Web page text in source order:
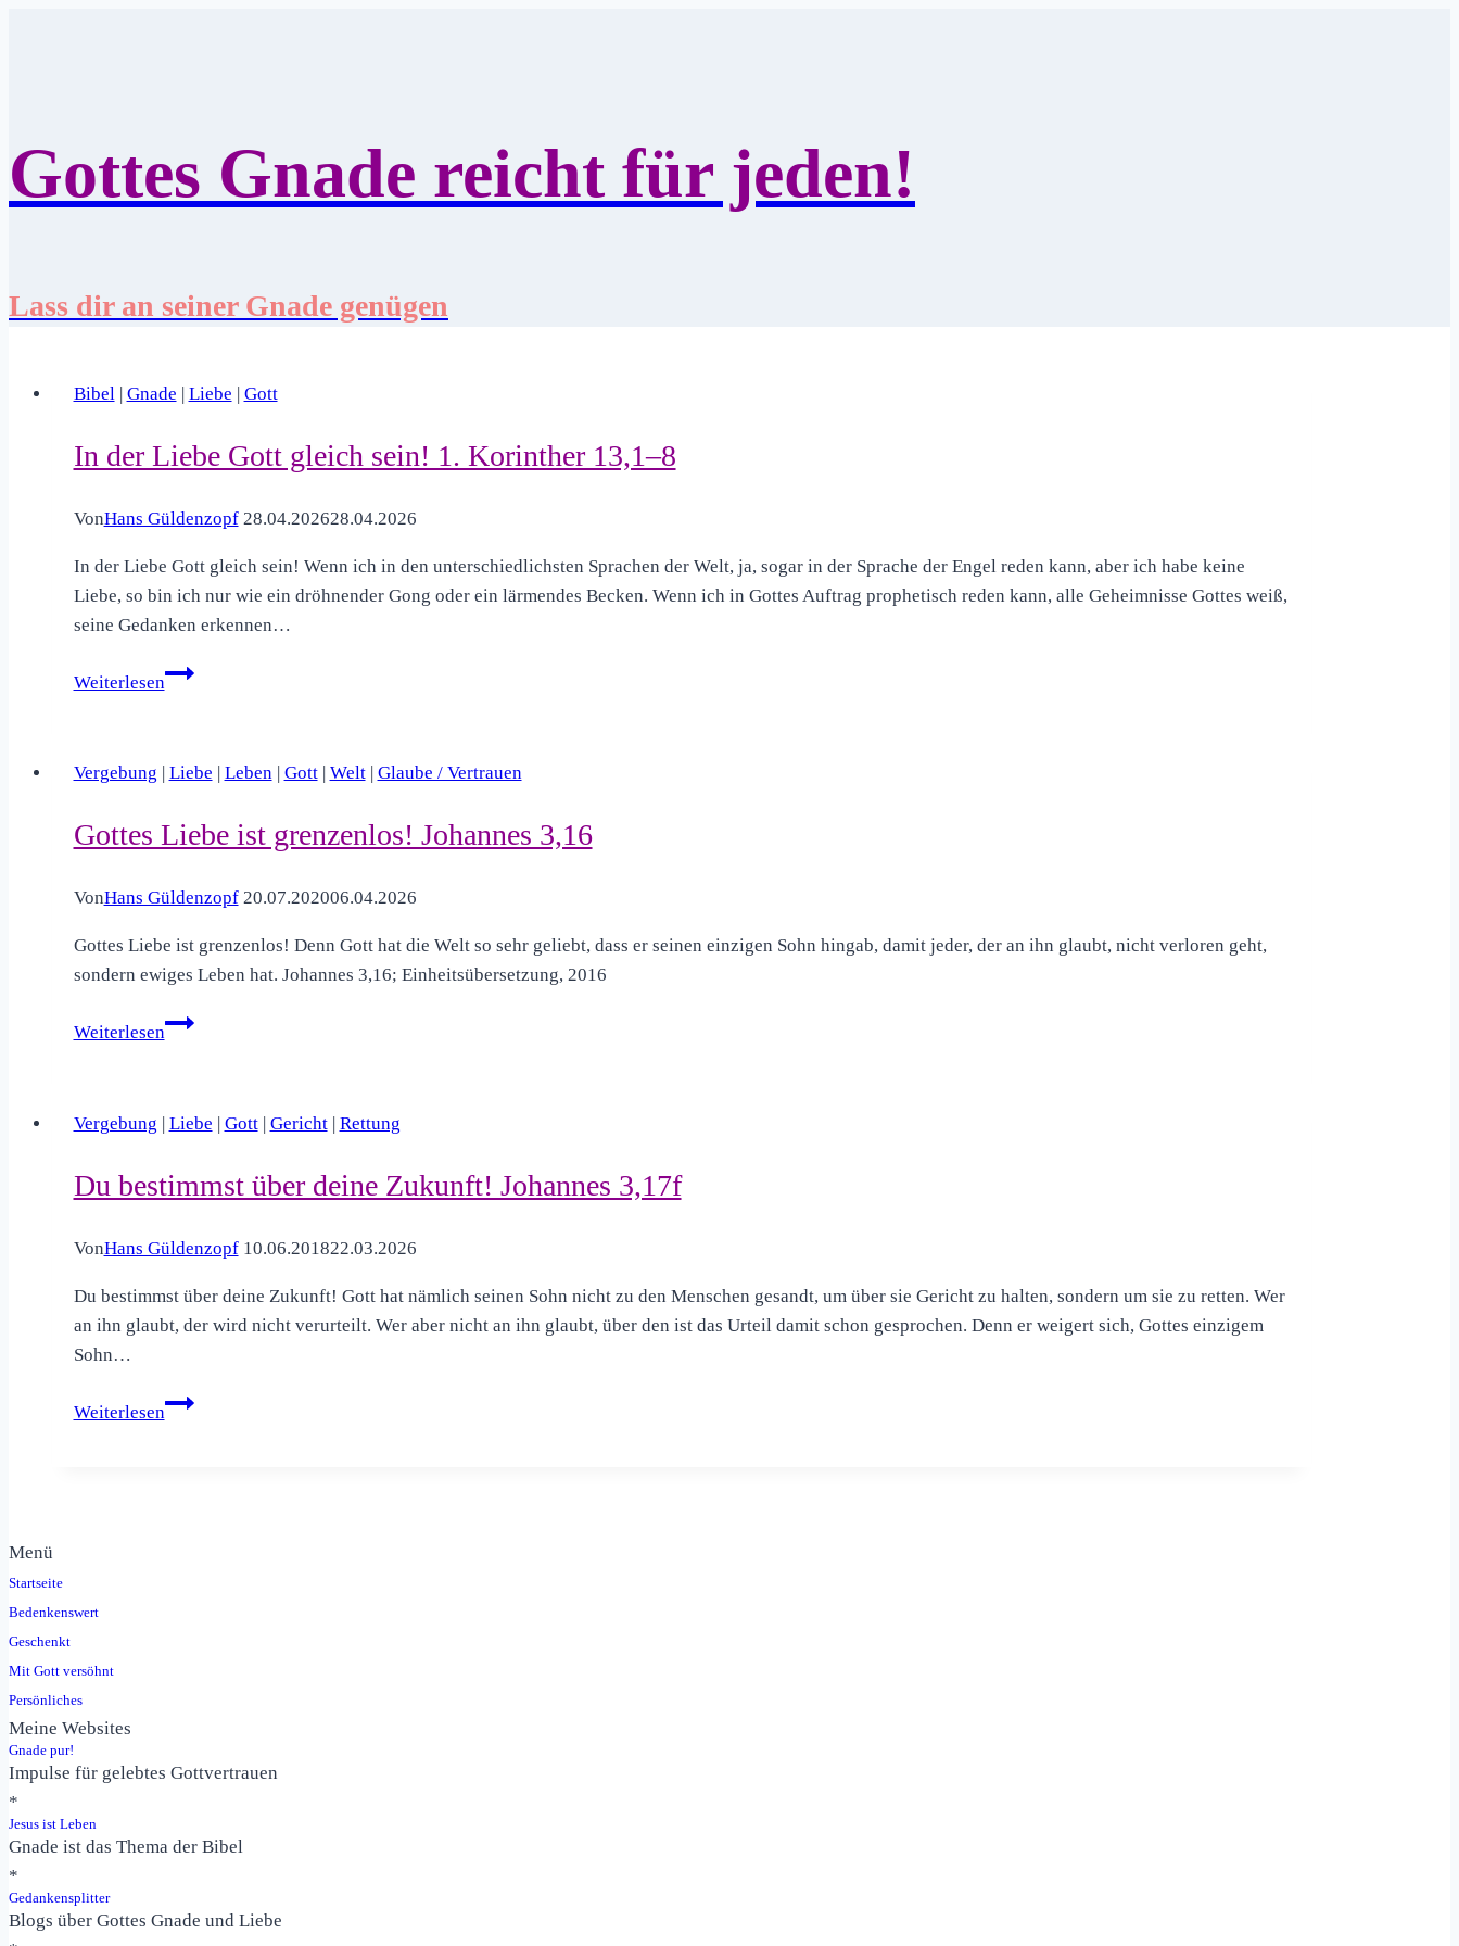
Gottes Gnade reicht für jeden!
Lass dir an seiner Gnade genügen
Bibel | Gnade | Liebe | Gott
In der Liebe Gott gleich sein! 1. Korinther 13,1–8
VonHans Güldenzopf 28.04.202628.04.2026
In der Liebe Gott gleich sein! Wenn ich in den unterschiedlichsten Sprachen der Welt, ja, sogar in der Sprache der Engel reden kann, aber ich habe keine
Liebe, so bin ich nur wie ein dröhnender Gong oder ein lärmendes Becken. Wenn ich in Gottes Auftrag prophetisch reden kann, alle Geheimnisse Gottes weiß,
seine Gedanken erkennen…
Weiterlesen
In
gleich
1.
13,1–
Vergebung | Liebe | Leben| Gott| Welt| Glaube / Vertrauen
Gottes Liebe ist grenzenlos! Johannes 3,16
VonHans Güldenzopf 20.07.202006.04.2026
Gottes Liebe ist grenzenlos! Denn Gott hat die Welt so sehr geliebt, dass er seinen einzigen Sohn hingab, damit jeder, der an ihn glaubt, nicht verloren geht,
sondern ewiges Leben hat. Johannes 3,16; Einheitsübersetzung, 2016
Weiterlesen
Gottes
Johannes
Vergebung | Liebe | Gott| Gericht| Rettung
Du bestimmst über deine Zukunft! Johannes 3,17f
VonHans Güldenzopf 10.06.201822.03.2026
Du bestimmst über deine Zukunft! Gott hat nämlich seinen Sohn nicht zu den Menschen gesandt, um über sie Gericht zu halten, sondern um sie zu retten. Wer
an ihn glaubt, der wird nicht verurteilt. Wer aber nicht an ihn glaubt, über den ist das Urteil damit schon gesprochen. Denn er weigert sich, Gottes einzigem
Sohn…
Weiterlesen
Du
Menü
Startseite
Bedenkenswert
Geschenkt
Mit Gott versöhnt
Persönliches
Meine Websites
Gnade pur!
Impulse für gelebtes Gottvertrauen
*
Jesus ist Leben
Gnade ist das Thema der Bibel
*
Gedankensplitter
Blogs über Gottes Gnade und Liebe